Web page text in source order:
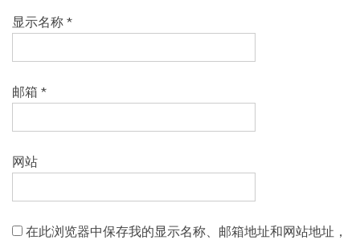
显示名称 *
邮箱 *
网站
在此浏览器中保存我的显示名称、邮箱地址和网站地址，